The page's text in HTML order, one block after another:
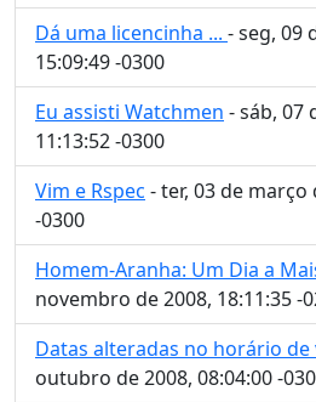
Dá uma licencinha ... - seg, 09
15:09:49 -0300
Eu assisti Watchmen - sáb, 07
11:13:52 -0300
Vim e Rspec - ter, 03 de março
-0300
Homem-Aranha: Um Dia a
novembro de 2008, 18:11:35 -
Datas alteradas no horário de
outubro de 2008, 08:04:00 -